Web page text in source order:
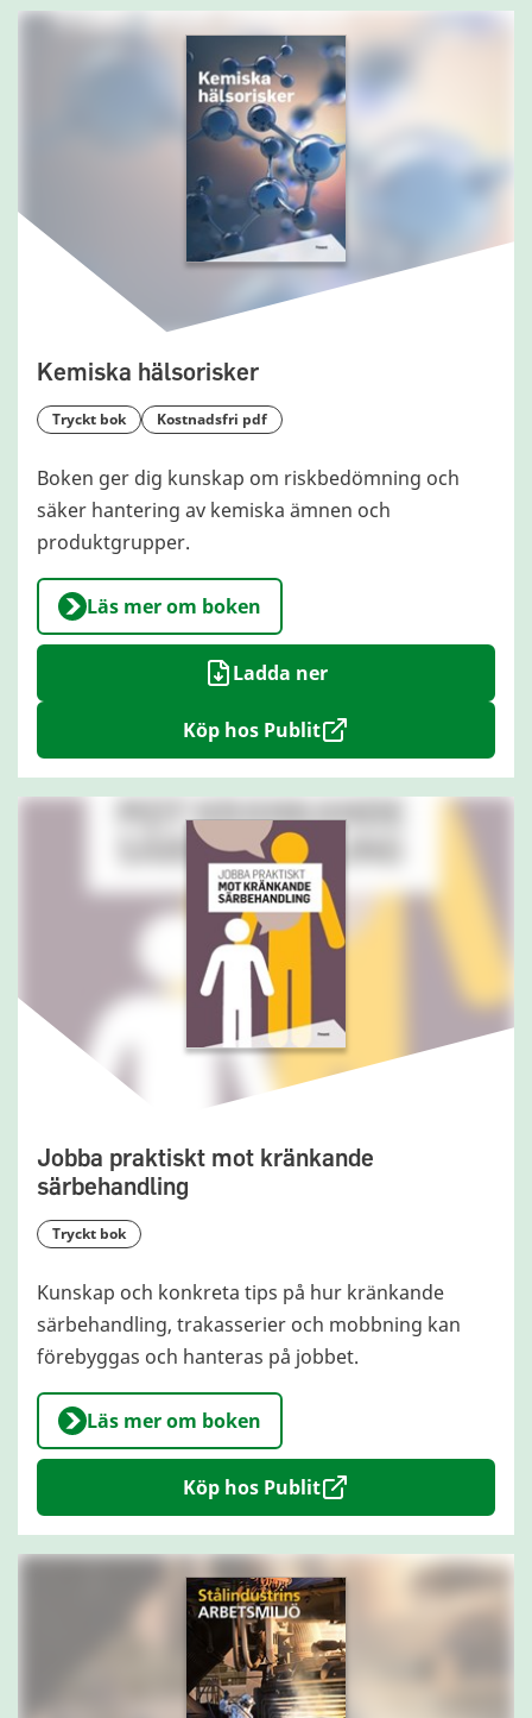
Kemiska hälsorisker
tryckt bok kostnadsfri pdf
Boken ger dig kunskap om riskbedömning och
säker hantering av kemiska ämnen och
produktgrupper.
Läs mer om boken
Ladda ner
Köp hos Publit
Jobba praktiskt mot kränkande
särbehandling
tryckt bok
Kunskap och konkreta tips på hur kränkande
särbehandling, trakasserier och mobbning kan
förebyggas och hanteras på jobbet.
Läs mer om boken
Köp hos Publit